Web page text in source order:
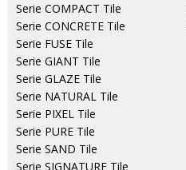
Serie COMPACT Tile
Serie CONCRETE Tile
Serie FUSE Tile
Serie GIANT Tile
Serie GLAZE Tile
Serie NATURAL Tile
Serie PIXEL Tile
Serie PURE Tile
Serie SAND Tile
Serie SIGNATURE Tile